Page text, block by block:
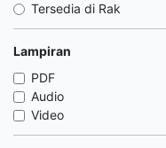
Tersedia di Rak
Lampiran
PDF
Audio
Video